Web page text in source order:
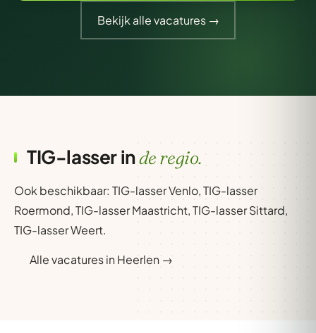
Bekijk alle vacatures →
TIG-lasser inde regio.
Ook beschikbaar: TIG-lasser Venlo,TIG-lasser
Roermond,TIG-lasser Maastricht,TIG-lasser Sittard,
TIG-lasser Weert.
Alle vacatures in Heerlen →